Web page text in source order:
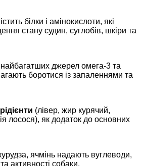
білки і амінокислоти, які
стану судин, суглобів, шкіри та
джерел омега-3 та
боротися із запаленнями та
(лівер, жир курячий,
лосося), як додаток до основних
ячмінь надають вуглеводи,
активності собаки.